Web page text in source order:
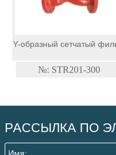
Y-образный сетчатый
№: STR201-300
РАССЫЛКА ПО